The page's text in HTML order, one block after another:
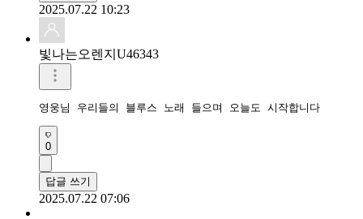
2025.07.22 10:23
빛나는오렌지U46343
영웅님 우리들의 블루스 노래 들으며 오늘도 시작합니다
0
답글 쓰기
2025.07.22 07:06